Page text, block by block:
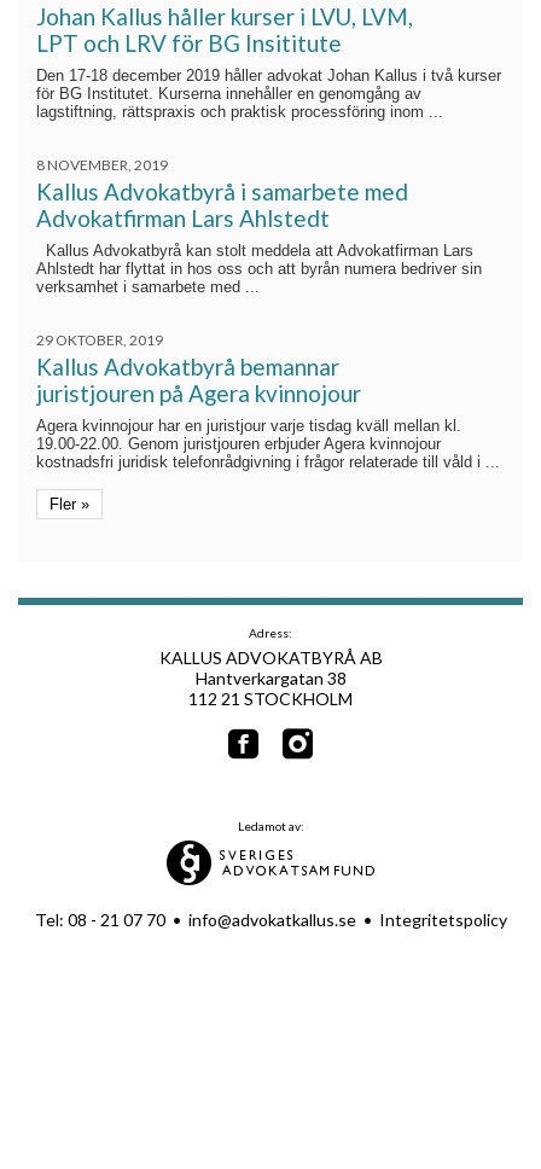
Johan Kallus håller kurser i LVU, LVM,
LPT och LRV för BG Insititute
Den 17-18 december 2019 håller advokat Johan Kallus i två kurser
för BG Institutet. Kurserna innehåller en genomgång av
lagstiftning, rättspraxis och praktisk processföring inom ...
8 NOVEMBER, 2019
Kallus Advokatbyrå i samarbete med
Advokatfirman Lars Ahlstedt
Kallus Advokatbyrå kan stolt meddela att Advokatfirman Lars
Ahlstedt har flyttat in hos oss och att byrån numera bedriver sin
verksamhet i samarbete med ...
29 OKTOBER, 2019
Kallus Advokatbyrå bemannar
juristjouren på Agera kvinnojour
Agera kvinnojour har en juristjour varje tisdag kväll mellan kl.
19.00-22.00. Genom juristjouren erbjuder Agera kvinnojour
kostnadsfri juridisk telefonrådgivning i frågor relaterade till våld i ...
Fler »
Adress:
KALLUS ADVOKATBYRÅ AB
Hantverkargatan 38
112 21 STOCKHOLM
Ledamot av:
Tel: 08 - 21 07 70• info@advokatkallus.se• Integritetspolicy